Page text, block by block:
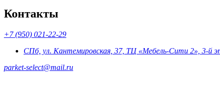
Контакты
+7 (950) 021-22-29
СПб, ул. Кантемировская, 37, ТЦ «Мебель-Сити 2», 3-й
parket-select@mail.ru